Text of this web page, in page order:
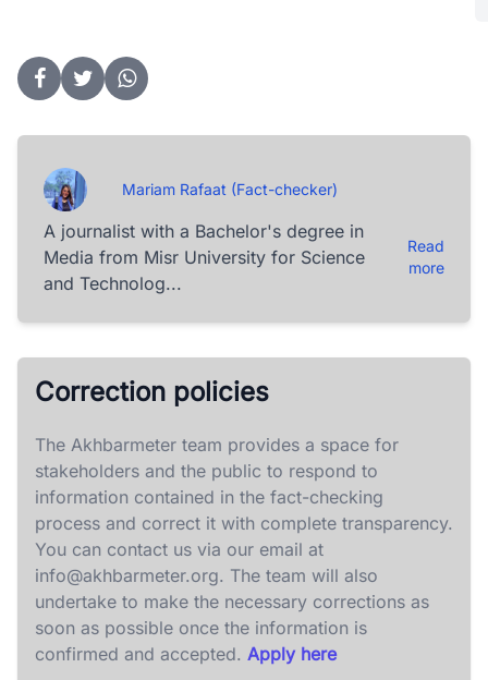
Mariam Rafaat (Fact-checker)
A journalist with a Bachelor's degree in
Media from Misr University for Science
and Technolog...
Read
more
Correction policies
The Akhbarmeter team provides a space for
stakeholders and the public to respond to
information contained in the fact-checking
process and correct it with complete transparency.
You can contact us via our email at
info@akhbarmeter.org. The team will also
undertake to make the necessary corrections as
soon as possible once the information is
confirmed and accepted. Apply here